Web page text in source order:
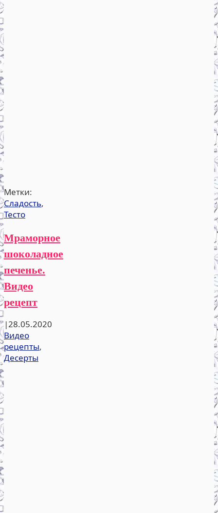
Метки:
Сладость,
Тесто
Мраморное
шоколадное
печенье.
Видео
рецепт
|28.05.2020
Видео
рецепты,
Десерты